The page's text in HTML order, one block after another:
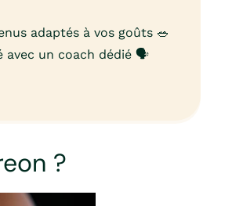
adaptés à vos goûts 🥗
avec un coach dédié 🗣️
?